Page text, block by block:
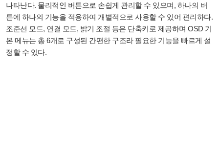
나타난다. 물리적인 버튼으로 손쉽게 관리할 수 있으며, 하나의 버
튼에 하나의 기능을 적용하여 개별적으로 사용할 수 있어 편리하다.
조준선 모드, 연결 모드, 밝기 조절 등은 단축키로 제공하며 OSD 기
본 메뉴는 총 6개로 구성된 간편한 구조라 필요한 기능을 빠르게 설
정할 수 있다.